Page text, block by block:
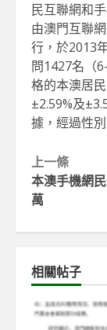
民互聯網和
由澳門互聯
行，於2013
問1427名（
格的本澳居
±2.59%及
據，經過性
Continue
Reading
上一條
本澳手機網
萬
相關帖子